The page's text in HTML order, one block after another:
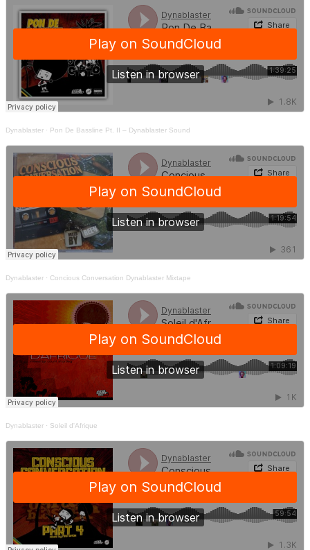
Dynablaster · Pon De Bassline Pt. II – Dynablaster Sound
Dynablaster · Concious Conversation Dynablaster Mixtape
Dynablaster · Soleil d'Afrique